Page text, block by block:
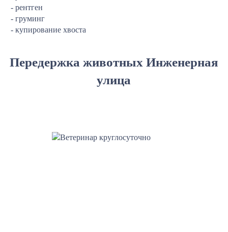
- рентген
- груминг
- купирование хвоста
Передержка животных Инженерная
улица